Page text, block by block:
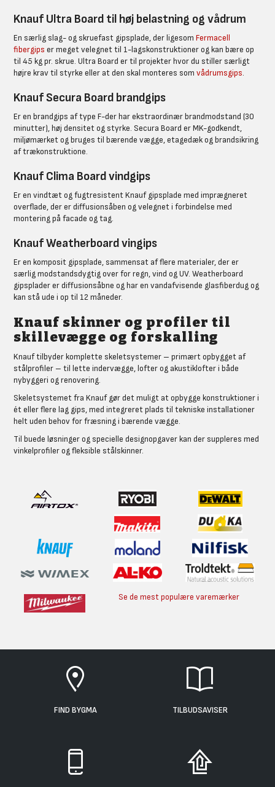
Knauf Ultra Board til høj belastning og vådrum
En særlig slag- og skruefast gipsplade, der ligesom Fermacell
fibergips er meget velegnet til 1-lagskonstruktioner og kan bære op
til 45 kg pr. skrue. Ultra Board er til projekter hvor du stiller særligt
højre krav til styrke eller at den skal monteres som vådrumsgips.
Knauf Secura Board brandgips
Er en brandgips af type F-der har ekstraordinær brandmodstand (30
minutter), høj densitet og styrke. Secura Board er MK-godkendt,
miljømærket og bruges til bærende vægge, etagedæk og brandsikring
af trækonstruktione.
Knauf Clima Board vindgips
Er en vindtæt og fugtresistent Knauf gipsplade med imprægneret
overflade, der er diffusionsåben og velegnet i forbindelse med
montering på facade og tag.
Knauf Weatherboard vingips
Er en komposit gipsplade, sammensat af flere materialer, der er
særlig modstandsdygtig over for regn, vind og UV. Weatherboard
gipsplader er diffusionsåbne og har en vandafvisende glasfiberdug og
kan stå ude i op til 12 måneder.
Knauf skinner og profiler til
skillevægge og forskalling
Knauf tilbyder komplette skeletsystemer – primært opbygget af
stålprofiler – til lette indervægge, lofter og akustiklofter i både
nybyggeri og renovering.
Skeletsystemet fra Knauf gør det muligt at opbygge konstruktioner i
ét eller flere lag gips, med integreret plads til tekniske installationer
helt uden behov for fræsning i bærende vægge.
Til buede løsninger og specielle designopgaver kan der suppleres med
vinkelprofiler og fleksible stålskinner.
Se de mest populære varemærker
FIND BYGMA TILBUDSAVISER